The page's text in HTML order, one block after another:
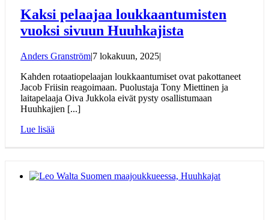
Kaksi pelaajaa loukkaantumisten
vuoksi sivuun Huuhkajista
Anders Granström|7 lokakuun, 2025|
Kahden rotaatiopelaajan loukkaantumiset ovat pakottaneet
Jacob Friisin reagoimaan. Puolustaja Tony Miettinen ja
laitapelaaja Oiva Jukkola eivät pysty osallistumaan
Huuhkajien [...]
Lue lisää